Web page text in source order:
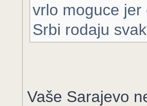
vrlo moguce
Srbi rodaju
Vaše Sarajevo